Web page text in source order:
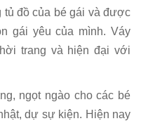
tủ đồ của bé gái và được
gái yêu của mình. Váy
trang và hiện đại với
ngọt ngào cho các bé
dự sự kiện. Hiện nay